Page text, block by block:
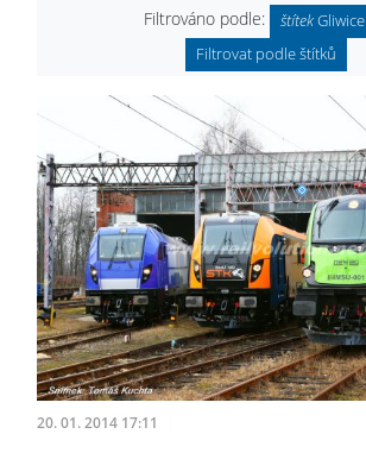
Filtrováno podle:
štítekGliwice
Filtrovat podle štítků
20. 01. 2014 17:11